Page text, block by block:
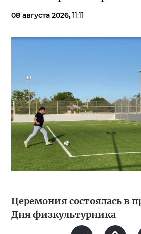
08 августа 2026, 11:11
Церемония состоялась в
Дня физкультурника